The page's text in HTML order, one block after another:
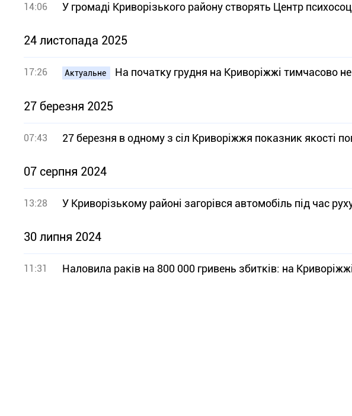
14:06 У громаді Криворізького району створять Центр
24 листопада 2025
17:26 Актуальне На початку грудня на Криворіжжі тимчасово
27 березня 2025
07:43 27 березня в одному з сіл Криворіжжя показник якості
07 серпня 2024
13:28 У Криворізькому районі загорівся автомобіль під час
30 липня 2024
11:31 Наловила раків на 800 000 гривень збитків: на